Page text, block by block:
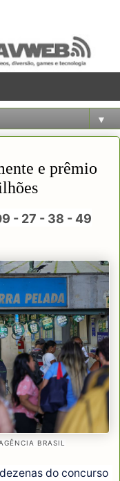
▼
e prêmio
- 27 - 38 - 49
BRASIL
do concurso